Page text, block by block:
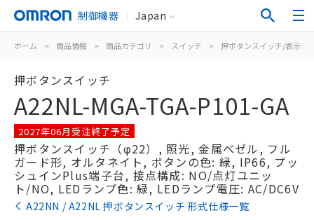
制御機器 Japan
ホーム > 商品情報 > 商品カテゴリ > スイッチ > 押ボタンスイッチ/表示灯
押ボタンスイッチ
A22NL-MGA-TGA-P101-GA
2027年06月受注終了予定
押ボタンスイッチ（φ22）, 照光, 金属ベゼル, フル
ガード形, オルタネイト, ボタンの色: 緑, IP66, プッ
シュインPlus端子台, 接点構成: NO/点灯ユニッ
ト/NO, LEDランプ色: 緑, LEDランプ電圧: AC/DC6V
A22NN / A22NL 押ボタンスイッチ 形式仕様一覧